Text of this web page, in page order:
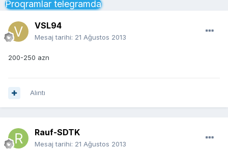
Proqramlar telegramda
VSL94
Mesaj tarihi: 21 Ağustos 2013
200-250 azn
Alıntı
Rauf-SDTK
Mesaj tarihi: 21 Ağustos 2013